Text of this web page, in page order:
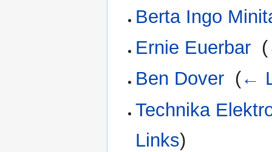
Berta Ingo
Ernie Euerbar (
Ben Dover (←
Technika
Links)